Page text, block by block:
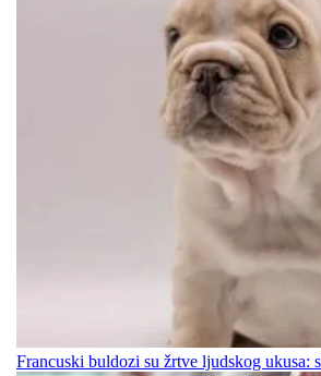
Francuski buldozi su žrtve ljudskog ukusa: